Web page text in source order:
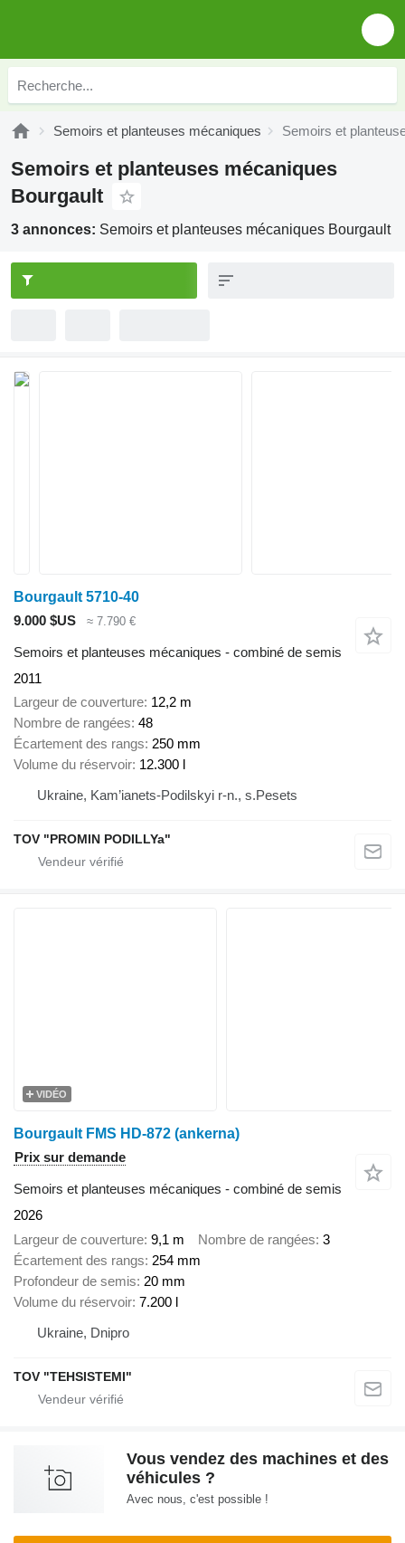
Semoirs et planteuses mécaniques Semoirs et
Semoirs et planteuses mécaniques
Bourgault
3 annonces: Semoirs et planteuses mécaniques Bourgault
Bourgault 5710-40
9.000 $US
≈ 7.790 €
Semoirs et planteuses mécaniques - combiné de semis
2011
Largeur de couverture 12,2 m
Nombre de rangées 48
Écartement des rangs 250 mm
Volume du réservoir 12.300 l
Ukraine, Kam’ianets-Podilskyi r-n., s.Pesets
TOV "PROMIN PODILLYa"
VIDÉO
Bourgault FMS HD-872 (ankerna)
Prix sur demande
Semoirs et planteuses mécaniques - combiné de semis
2026
Largeur de couverture 9,1 m Nombre de rangées 3
Écartement des rangs 254 mm
Profondeur de semis 20 mm
Volume du réservoir 7.200 l
Ukraine, Dnipro
TOV "TEHSISTEMI"
Vous vendez des machines et des
véhicules ?
Avec nous, c'est possible !